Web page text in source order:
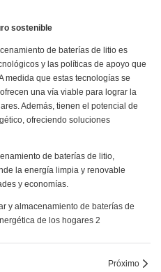
sostenible
de baterías de litio es
y las políticas de apoyo que
medida que estas tecnologías se
una vía viable para lograr la
Además, tienen el potencial de
ofreciendo soluciones
de baterías de litio,
la energía limpia y renovable
y economías.
Próximo